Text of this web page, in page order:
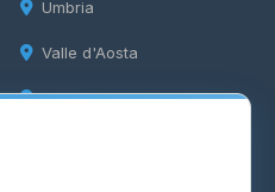
Umbria
Valle d'Aosta
Veneto